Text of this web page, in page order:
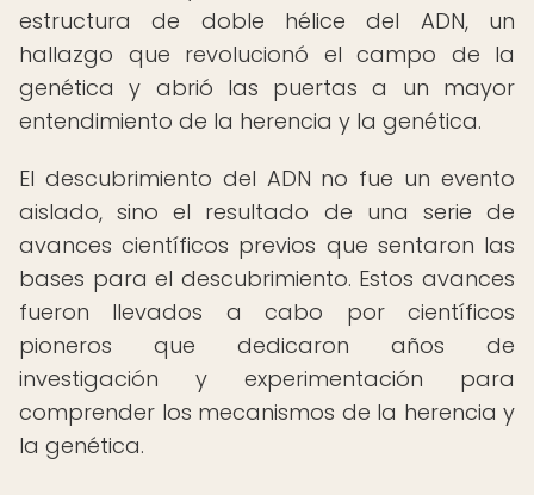
estructura de doble hélice del ADN, un
hallazgo que revolucionó el campo de la
genética y abrió las puertas a un mayor
entendimiento de la herencia y la genética.
El descubrimiento del ADN no fue un evento
aislado, sino el resultado de una serie de
avances científicos previos que sentaron las
bases para el descubrimiento. Estos avances
fueron llevados a cabo por científicos
pioneros que dedicaron años de
investigación y experimentación para
comprender los mecanismos de la herencia y
la genética.